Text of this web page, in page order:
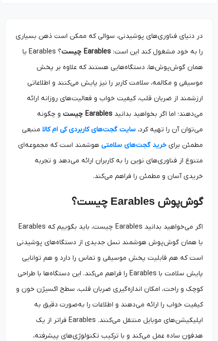
در دنیای فناوری‌های پوشیدنی، سوالی که ممکن است ذهن بسیاری
را به خود مشغول کند این است:Earables چیست
؟ Earables یا
همان گوش‌پوش‌ها، دستگاه‌هایی هستند که علاوه بر پخش
موسیقی و مکالمه، سلامت کاربر را نیز پایش می‌کنند و اطلاعاتی
ارزشمند از ضربان قلب، کیفیت خواب و فعالیت‌های روزانه ارائه
می‌دهند؛ اما اگر بخواهید بدانیدEarables چیستو چگونه
می‌توان آن را تهیه کرد، سایت گجت‌های کاربردی کی ام کالامنبعی
مطمئن برای خرید گجت‌های سلامتیهوشمند است که مجموعه‌ای
متنوع از فناوری‌های نوین را به کاربران ارائه می‌دهد و تجربه
خریدی آسان و مطمئن را فراهم می‌کند.
گوش‌پوشEarables چیست؟
اگر می‌خواهید بدانید Earables چیست، باید بگوییم که Earables
یا همان گوش‌پوش هوشمند نسل جدیدی از دستگاه‌های پوشیدنی
است که هم قابلیت پخش موسیقی و تماس را دارد و هم توانایی
پایش سلامت با Earables را فراهم می‌کند. این دستگاه‌ها با طراحی
کوچک و راحت، امکان اندازه‌گیری ضربان قلب، سطح اکسیژن خون و
کیفیت خواب را ارائه می‌دهند و اطلاعات را به‌صورت دقیق به
اپلیکیشن‌های موبایل منتقل می‌کنند. Earables فراتر از یک
هدفون ساده عمل می‌کند و با ترکیب تکنولوژی‌های پیشرفته،